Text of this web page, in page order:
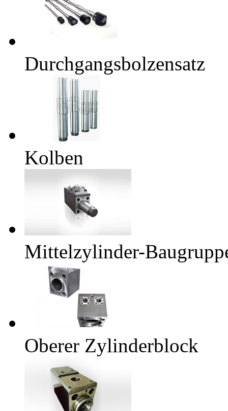
Durchgangsbolzensatz
Kolben
Mittelzylinder-
Oberer Zylinderblock